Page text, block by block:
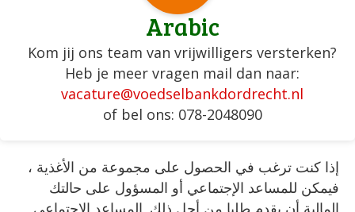
Arabic
Kom jij ons team van vrijwilligers versterken?
Heb je meer vragen mail dan naar:
vacature@voedselbankdordrecht.nl
of bel ons: 078-2048090
إذا كنت ترغب في الحصول على مجموعة من الأغذية ،
فيمكن للمساعد الإجتماعي أو المسؤول على حالتك
المالية أن يقدم طلبا من أجل ذلك. المساعد الإجتماعي